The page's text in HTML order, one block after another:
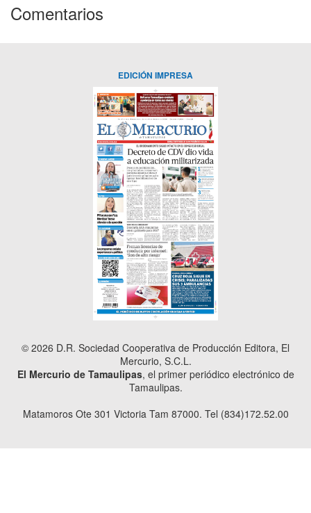
Comentarios
EDICIÓN IMPRESA
© 2026 D.R. Sociedad Cooperativa de Producción Editora, El
Mercurio, S.C.L.
El Mercurio de Tamaulipas, el primer periódico electrónico de
Tamaulipas.
Matamoros Ote 301 Victoria Tam 87000. Tel (834)172.52.00